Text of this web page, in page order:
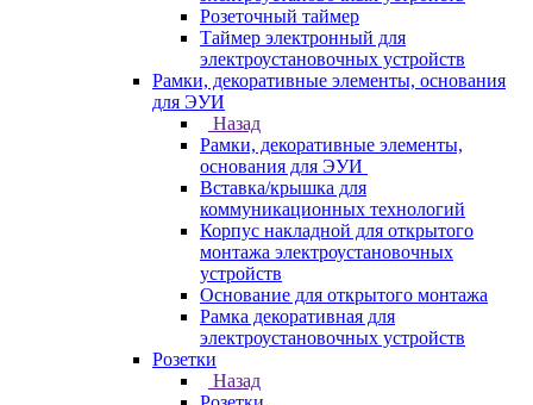
Розеточный таймер
Таймер электронный для
электроустановочных устройств
Рамки, декоративные элементы, основания
для ЭУИ
Назад
Рамки, декоративные элементы,
основания для ЭУИ
Вставка/крышка для
коммуникационных технологий
Корпус накладной для открытого
монтажа электроустановочных
устройств
Основание для открытого монтажа
Рамка декоративная для
электроустановочных устройств
Розетки
Назад